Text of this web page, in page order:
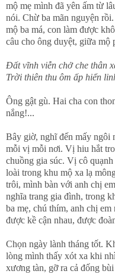
mộ mẹ mình đã yên ấm từ
nói. Chừ ba mãn nguyện
mộ ba má, con làm được
câu cho ông duyệt, giữa mộ
Đất vĩnh viễn chở che thân
Trời thiên thu ôm ấp hiển
Ông gật gù. Hai cha con
nắng!...
Bây giờ, nghĩ đến mấy ngôi
mỗi vị mỗi nơi. Vị hiu hắt
chuồng gia súc. Vị cô
loài trong khu mộ xa lạ
trôi, mình bàn với anh chị
nghĩa trang gia đình, trong
ba mẹ, chú thím, anh chị
được kề cận nhau, được
Chọn ngày lành tháng tốt.
lòng mình thấy xót xa khi
xương tàn, gỡ ra cả đống